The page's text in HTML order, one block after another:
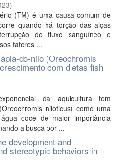
)
(TM) é uma causa comum de
quando há torção das alças
do fluxo sanguíneo e
fatores ...
do-nilo (Oreochromis
com dietas fish
da aquicultura tem
niloticus) como uma
doce de maior importância
a busca por ...
development and
stereotypic behaviors in